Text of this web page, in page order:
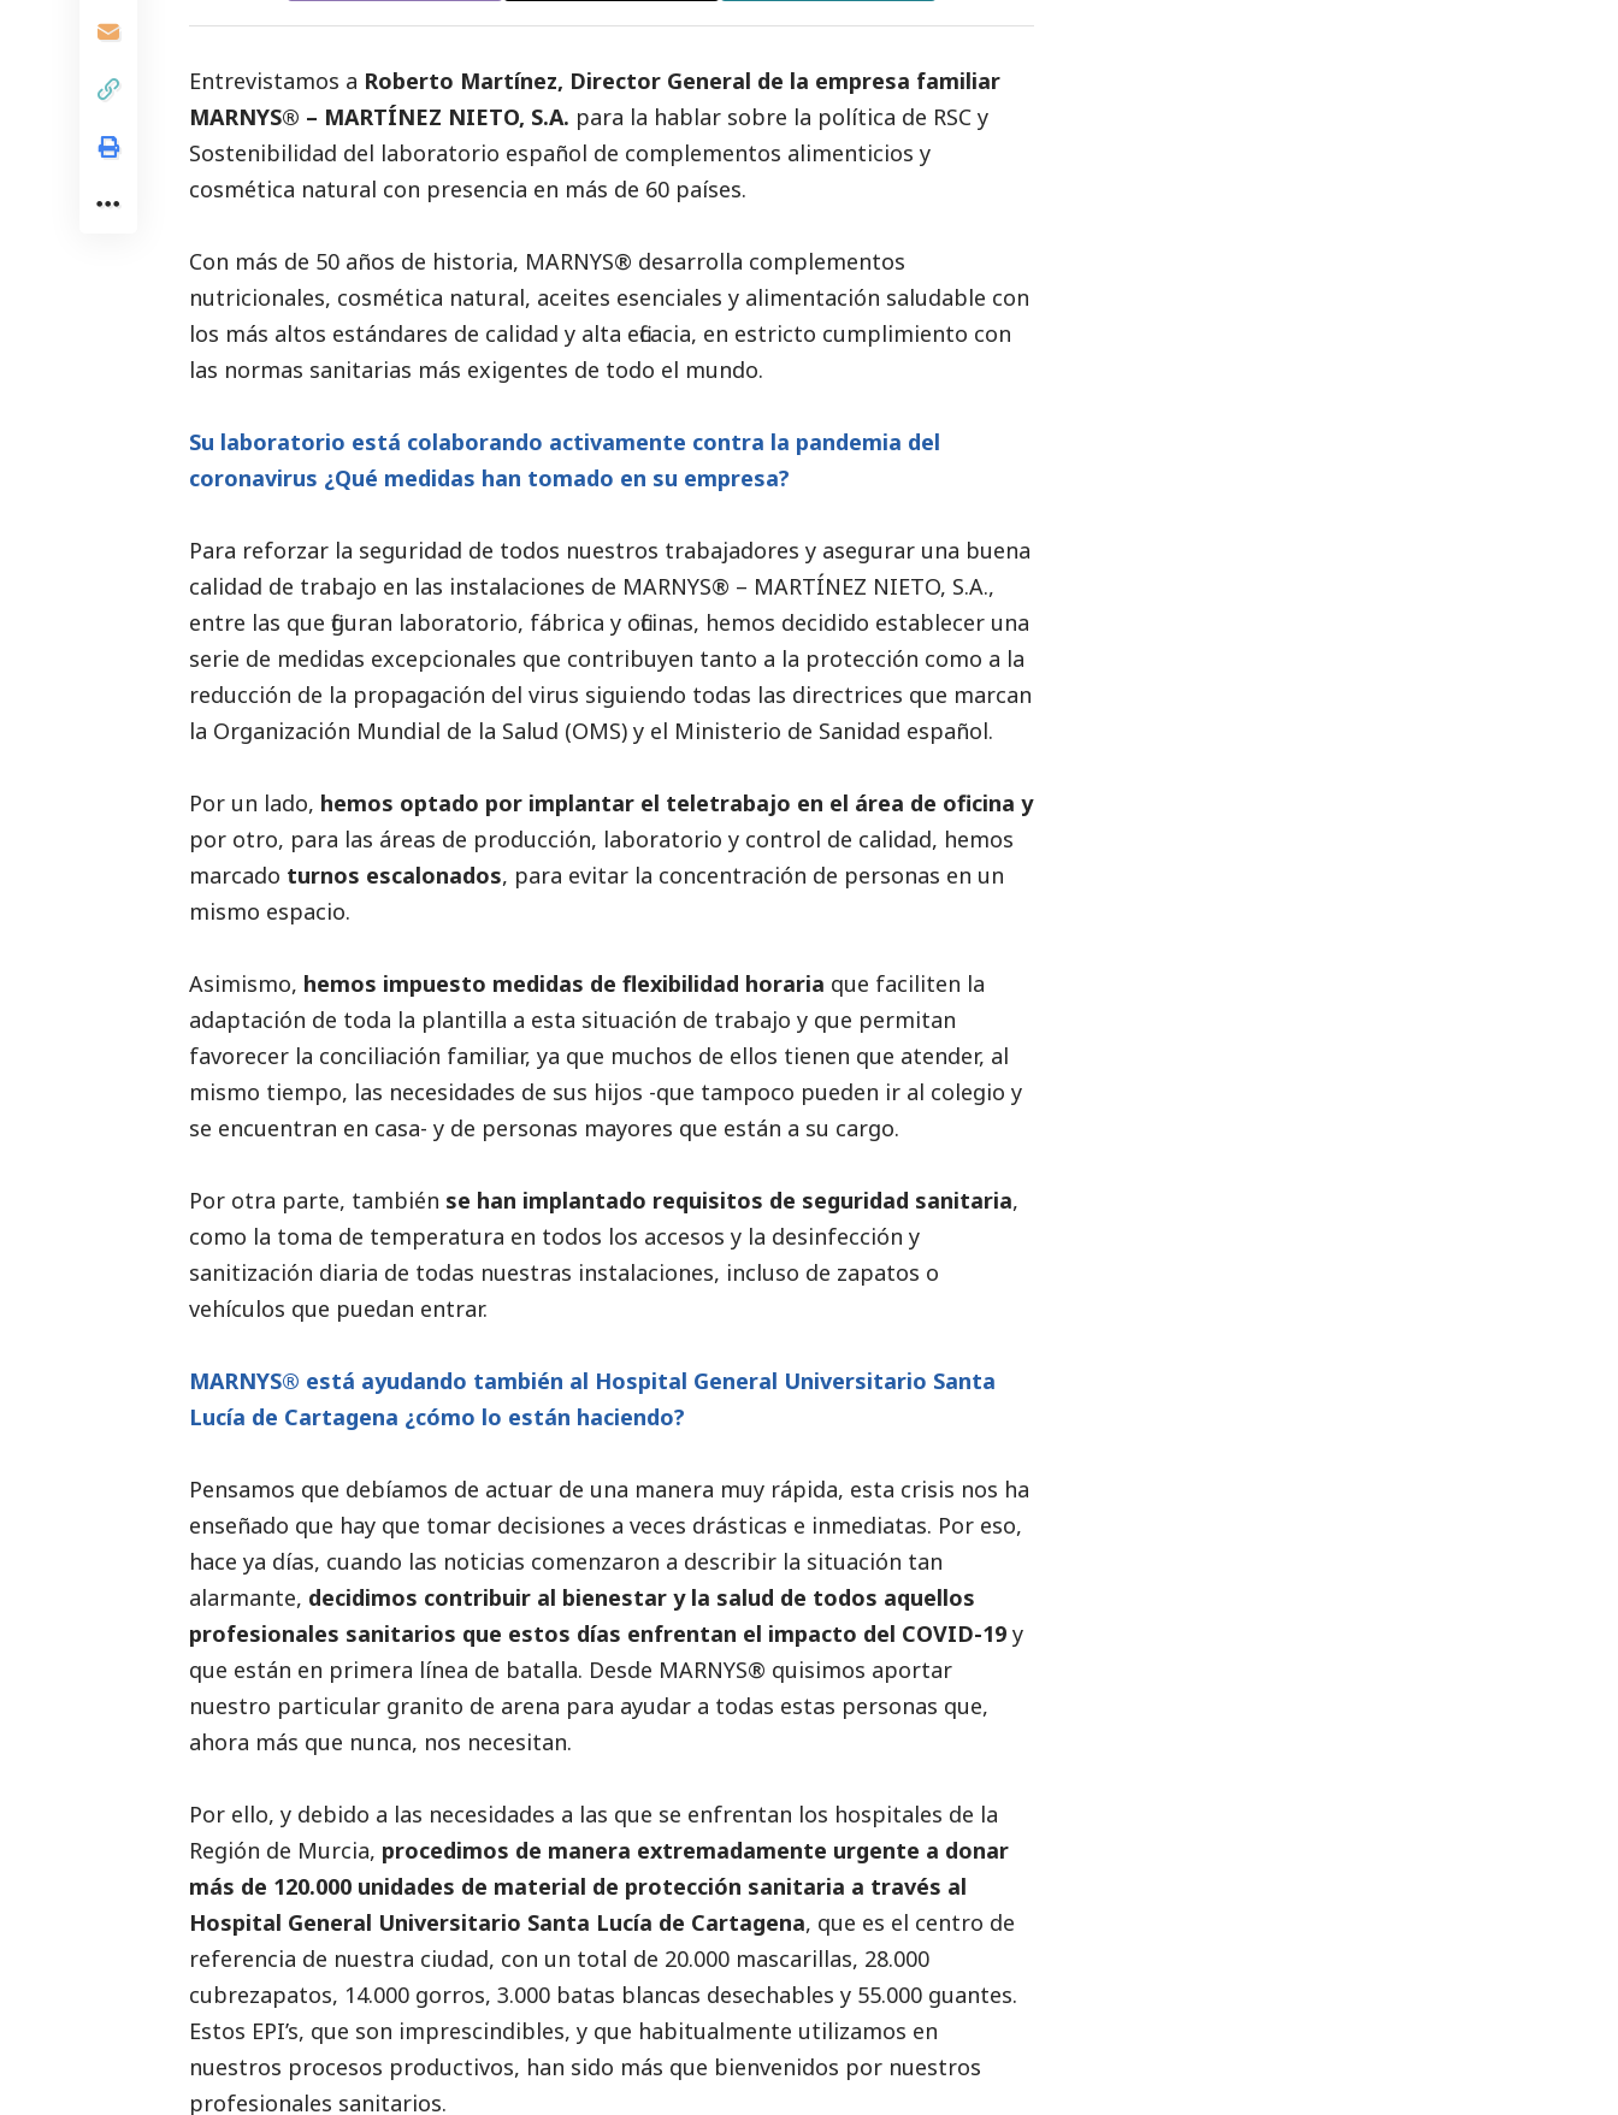
Entrevistamos a Roberto Martínez, Director General de la empresa familiar
MARNYS® – MARTÍNEZ NIETO, S.A. para la hablar sobre la política de RSC y
Sostenibilidad del laboratorio español de complementos alimenticios y
cosmética natural con presencia en más de 60 países.
Con más de 50 años de historia, MARNYS® desarrolla complementos
nutricionales, cosmética natural, aceites esenciales y alimentación saludable con
los más altos estándares de calidad y alta eficacia, en estricto cumplimiento con
las normas sanitarias más exigentes de todo el mundo.
Su laboratorio está colaborando activamente contra la pandemia del
coronavirus ¿Qué medidas han tomado en su empresa?
Para reforzar la seguridad de todos nuestros trabajadores y asegurar una buena
calidad de trabajo en las instalaciones de MARNYS® – MARTÍNEZ NIETO, S.A.,
entre las que figuran laboratorio, fábrica y oficinas, hemos decidido establecer una
serie de medidas excepcionales que contribuyen tanto a la protección como a la
reducción de la propagación del virus siguiendo todas las directrices que marcan
la Organización Mundial de la Salud (OMS) y el Ministerio de Sanidad español.
Por un lado, hemos optado por implantar el teletrabajo en el área de oficina y
por otro, para las áreas de producción, laboratorio y control de calidad, hemos
marcado turnos escalonados, para evitar la concentración de personas en un
mismo espacio.
Asimismo, hemos impuesto medidas de flexibilidad horaria que faciliten la
adaptación de toda la plantilla a esta situación de trabajo y que permitan
favorecer la conciliación familiar, ya que muchos de ellos tienen que atender, al
mismo tiempo, las necesidades de sus hijos -que tampoco pueden ir al colegio y
se encuentran en casa- y de personas mayores que están a su cargo.
Por otra parte, también se han implantado requisitos de seguridad sanitaria,
como la toma de temperatura en todos los accesos y la desinfección y
sanitización diaria de todas nuestras instalaciones, incluso de zapatos o
vehículos que puedan entrar.
MARNYS® está ayudando también al Hospital General Universitario Santa
Lucía de Cartagena ¿cómo lo están haciendo?
Pensamos que debíamos de actuar de una manera muy rápida, esta crisis nos ha
enseñado que hay que tomar decisiones a veces drásticas e inmediatas. Por eso,
hace ya días, cuando las noticias comenzaron a describir la situación tan
alarmante, decidimos contribuir al bienestar y la salud de todos aquellos
profesionales sanitarios que estos días enfrentan el impacto del COVID-19 y
que están en primera línea de batalla. Desde MARNYS® quisimos aportar
nuestro particular granito de arena para ayudar a todas estas personas que,
ahora más que nunca, nos necesitan.
Por ello, y debido a las necesidades a las que se enfrentan los hospitales de la
Región de Murcia, procedimos de manera extremadamente urgente a donar
más de 120.000 unidades de material de protección sanitaria a través al
Hospital General Universitario Santa Lucía de Cartagena, que es el centro de
referencia de nuestra ciudad, con un total de 20.000 mascarillas, 28.000
cubrezapatos, 14.000 gorros, 3.000 batas blancas desechables y 55.000 guantes.
Estos EPI’s, que son imprescindibles, y que habitualmente utilizamos en
nuestros procesos productivos, han sido más que bienvenidos por nuestros
profesionales sanitarios.